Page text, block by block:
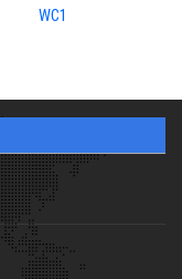
WC1